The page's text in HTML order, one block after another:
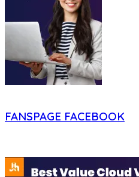
FANSPAGE FACEBOOK